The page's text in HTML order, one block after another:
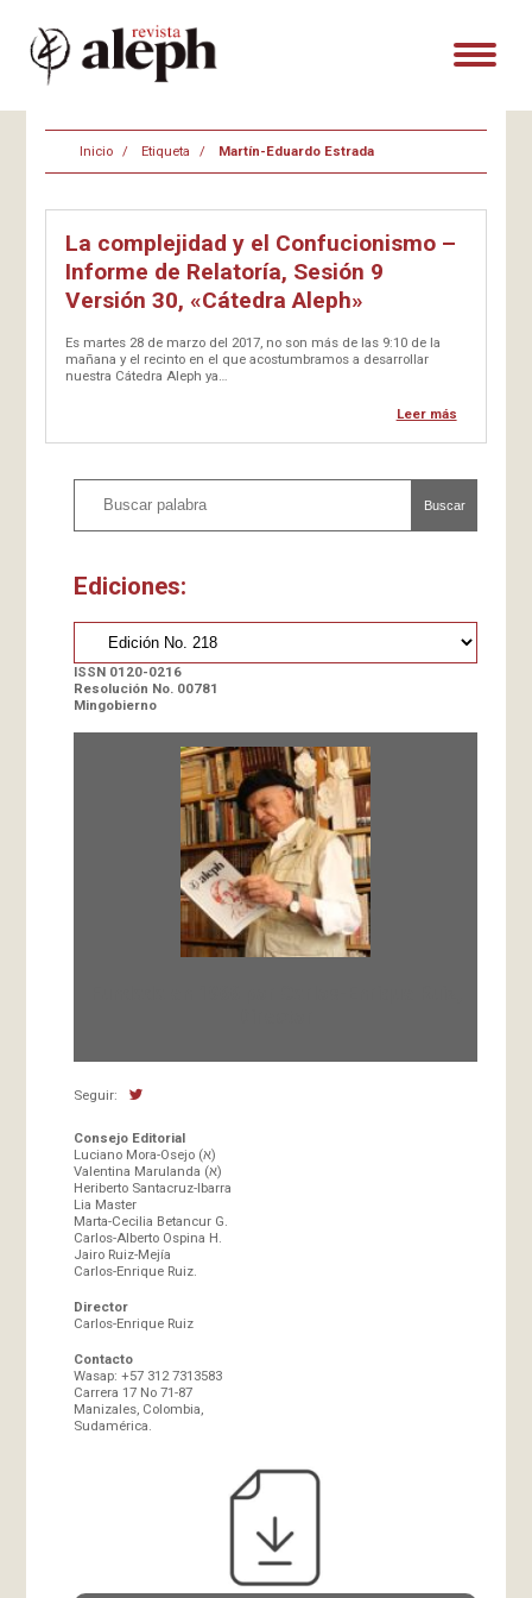
Inicio Etiqueta Martín-Eduardo Estrada
La complejidad y el Confucionismo –
Informe de Relatoría, Sesión 9
Versión 30, «Cátedra Aleph»
Es martes 28 de marzo del 2017, no son más de las 9:10 de la
mañana y el recinto en el que acostumbramos a desarrollar
nuestra Cátedra Aleph ya…
Leer más
Buscar
Ediciones:
ISSN 0120-0216
Resolución No. 00781
Mingobierno
Seguir:
Consejo Editorial
Luciano Mora-Osejo (א)
Valentina Marulanda (א)
Heriberto Santacruz-Ibarra
Lia Master
Marta-Cecilia Betancur G.
Carlos-Alberto Ospina H.
Jairo Ruiz-Mejía
Carlos-Enrique Ruiz.
Director
Carlos-Enrique Ruiz
Contacto
Wasap: +57 312 7313583
Carrera 17 No 71-87
Manizales, Colombia,
Sudamérica.